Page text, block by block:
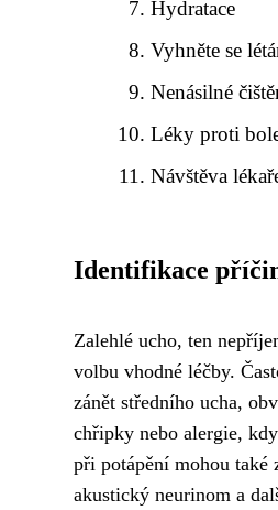
Hydratace
Vyhněte se
Nenásilné
Léky proti
Návštěva
Identifikace
Zalehlé ucho, ten
volbu vhodné léčby.
zánět středního ucha,
chřipky nebo alergie,
při potápění mohou také
akustický neurinom a